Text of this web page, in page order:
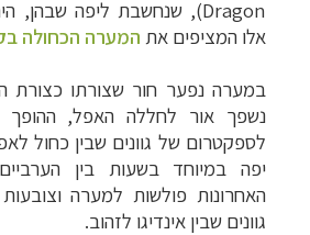
Dragon), שנחשבת ליפה שבהן,
אלו המציפים את המערה הכחולה
במערה נפער חור שצורתו כצורת
נשפך אור לחללה האפל,
לספקטרום של גוונים שבין כחול
יפה במיוחד בשעות בין
האחרונות פולשות למערה
גוונים שבין אינדיגו לזהוב.